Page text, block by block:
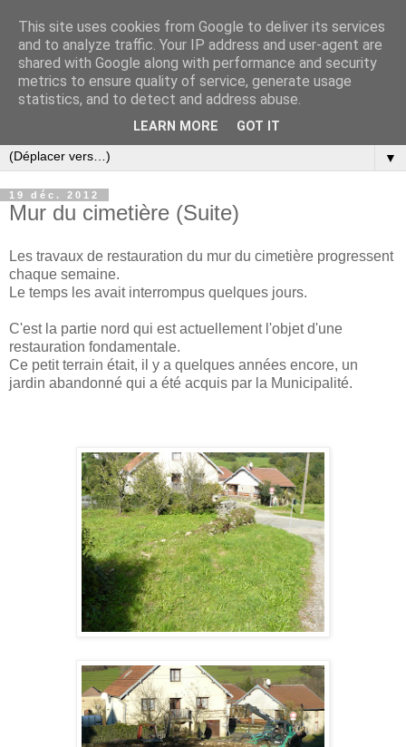
▼
19 déc. 2012
Mur du cimetière (Suite)
Les travaux de restauration du mur du cimetière progressent
chaque semaine.
Le temps les avait interrompus quelques jours.
C'est la partie nord qui est actuellement l'objet d'une
restauration fondamentale.
Ce petit terrain était, il y a quelques années encore, un
jardin abandonné qui a été acquis par la Municipalité.
This site uses cookies from Google to deliver its services
and to analyze traffic. Your IP address and user-agent are
shared with Google along with performance and security
metrics to ensure quality of service, generate usage
statistics, and to detect and address abuse.
LEARN MORE GOT IT